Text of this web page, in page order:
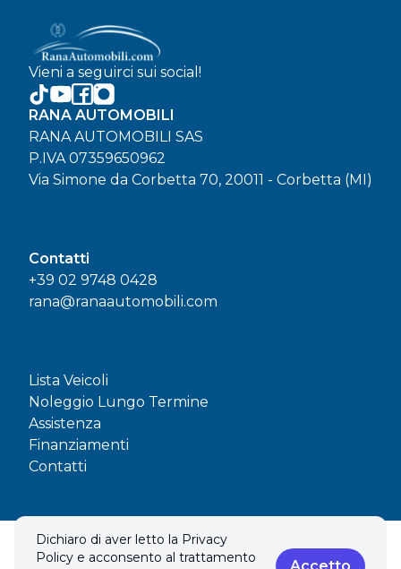
Vieni a seguirci sui social!
RANA AUTOMOBILI
RANA AUTOMOBILI SAS
P.IVA 07359650962
Via Simone da Corbetta 70, 20011 - Corbetta (MI)
Contatti
+39 02 9748 0428
rana@ranaautomobili.com
Lista Veicoli
Noleggio Lungo Termine
Assistenza
Finanziamenti
Contatti
Dichiaro di aver letto la Privacy
Policy e acconsento al trattamento
© 2026 RANA AUTOMOBILI SAS. Tutti i diritti riservati.
Privacy policy & Cookies policy